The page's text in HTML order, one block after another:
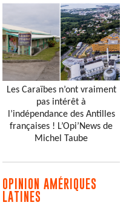
Les Caraïbes n’ont vraiment
pas intérêt à
l’indépendance des Antilles
françaises ! L’Opi’News de
Michel Taube
OPINION AMÉRIQUES
LATINES